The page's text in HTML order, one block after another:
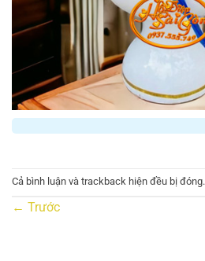
Cả bình luận và trackback hiện đều bị đóng.
← Trước